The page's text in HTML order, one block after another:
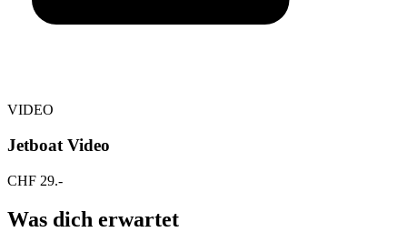
VIDEO
Jetboat Video
CHF 29.-
Was dich erwartet